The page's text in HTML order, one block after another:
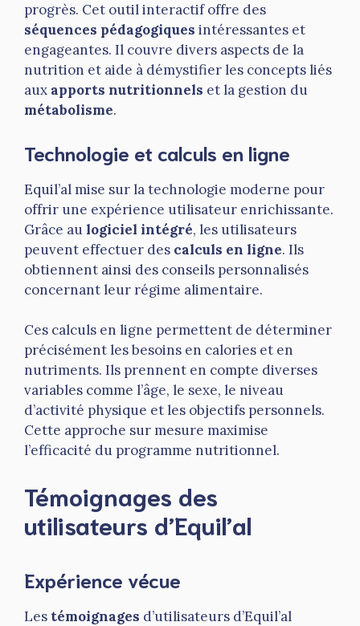
progrès. Cet outil interactif offre des
séquences pédagogiques intéressantes et
engageantes. Il couvre divers aspects de la
nutrition et aide à démystifier les concepts liés
aux apports nutritionnels et la gestion du
métabolisme.
Technologie et calculs en ligne
Equil’al mise sur la technologie moderne pour
offrir une expérience utilisateur enrichissante.
Grâce au logiciel intégré, les utilisateurs
peuvent effectuer des calculs en ligne. Ils
obtiennent ainsi des conseils personnalisés
concernant leur régime alimentaire.
Ces calculs en ligne permettent de déterminer
précisément les besoins en calories et en
nutriments. Ils prennent en compte diverses
variables comme l’âge, le sexe, le niveau
d’activité physique et les objectifs personnels.
Cette approche sur mesure maximise
l’efficacité du programme nutritionnel.
Témoignages des
utilisateurs d’Equil’al
Expérience vécue
Les témoignages d’utilisateurs d’Equil’al